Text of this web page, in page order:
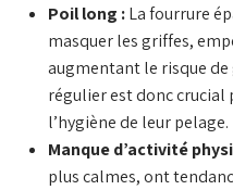
Poil long :La fourrure
masquer les griffes,
augmentant le risque de
régulier est donc
l’hygiène de leur pelage.
Manque d’activité
plus calmes, ont